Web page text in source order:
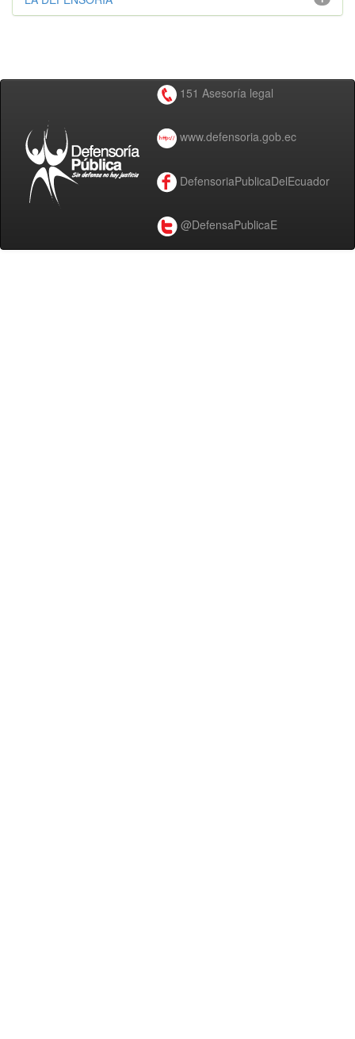
151 Asesoría legal
www.defensoria.gob.ec
DefensoriaPublicaDelEcuador
@DefensaPublicaE